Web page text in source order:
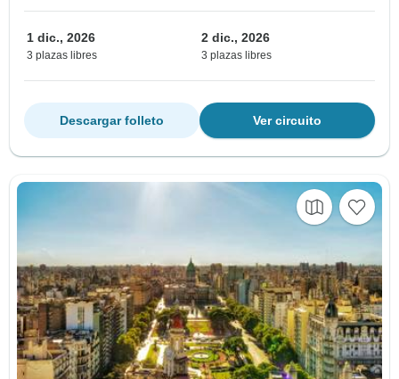
1 dic., 2026
3 plazas libres
2 dic., 2026
3 plazas libres
Ver circuito
Descargar folleto